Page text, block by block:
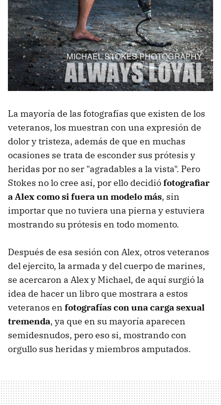
La mayoría de las fotografías que existen de los
veteranos, los muestran con una expresión de
dolor y tristeza, además de que en muchas
ocasiones se trata de esconder sus prótesis y
heridas por no ser "agradables a la vista". Pero
Stokes no lo cree así, por ello decidiófotografiar
a Alex como si fuera un modelo más, sin
importar que no tuviera una pierna y estuviera
mostrando su prótesis en todo momento.
Después de esa sesión con Alex, otros veteranos
del ejercito, la armada y del cuerpo de marines,
se acercaron a Alex y Michael, de aquí surgió la
idea de hacer un libro que mostrara a estos
veteranos en fotografías con una carga sexual
tremenda, ya que en su mayoría aparecen
semidesnudos, pero eso si, mostrando con
orgullo sus heridas y miembros amputados.